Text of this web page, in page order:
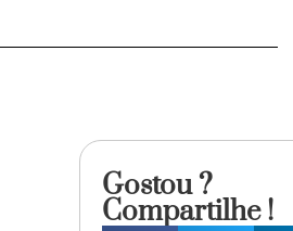
Gostou ?
Compartilhe !